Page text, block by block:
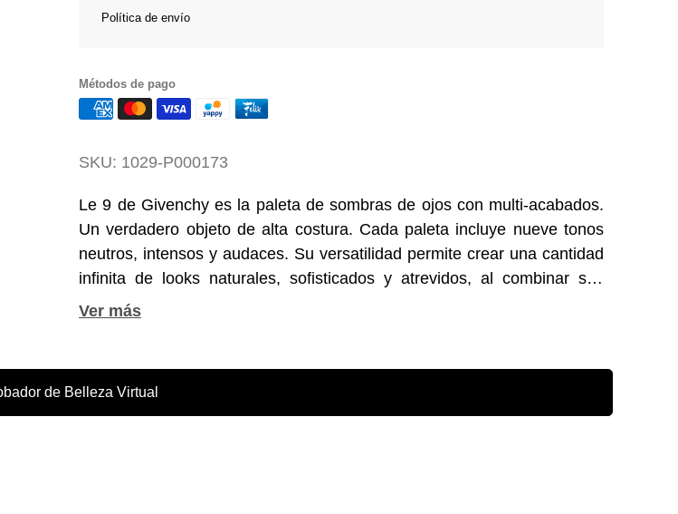
Política de envío
Métodos de pago
SKU: 1029-P000173
Le 9 de Givenchy es la paleta de sombras de ojos con multi-acabados.
Un verdadero objeto de alta costura. Cada paleta incluye nueve tonos
neutros, intensos y audaces. Su versatilidad permite crear una cantidad
infinita de looks naturales, sofisticados y atrevidos, al combinar sus
diferentes acabados: mate, satinado, brillante y metálico. Son ultra-
negro, estampado con el logotipo de la Maison, estas sombras incluyen
de Belleza Virtual